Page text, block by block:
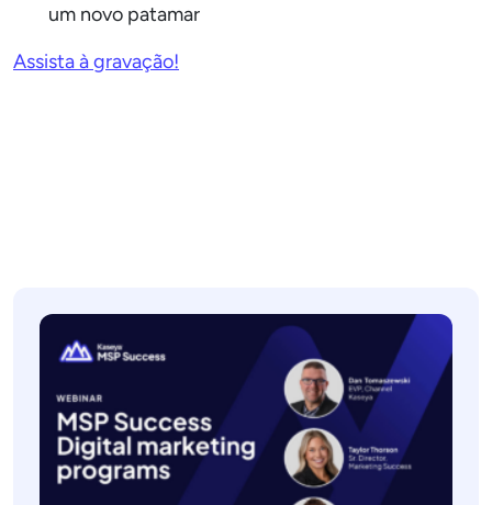
um novo patamar
Assista à gravação!